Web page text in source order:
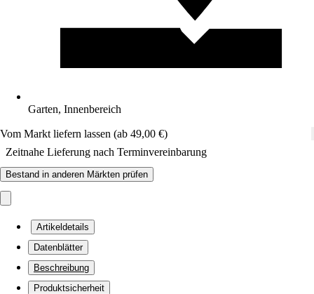
Garten, Innenbereich
Vom Markt liefern lassen (ab 49,00 €)
Zeitnahe Lieferung nach Terminvereinbarung
Bestand in anderen Märkten prüfen
Artikeldetails
Datenblätter
Beschreibung
Produktsicherheit